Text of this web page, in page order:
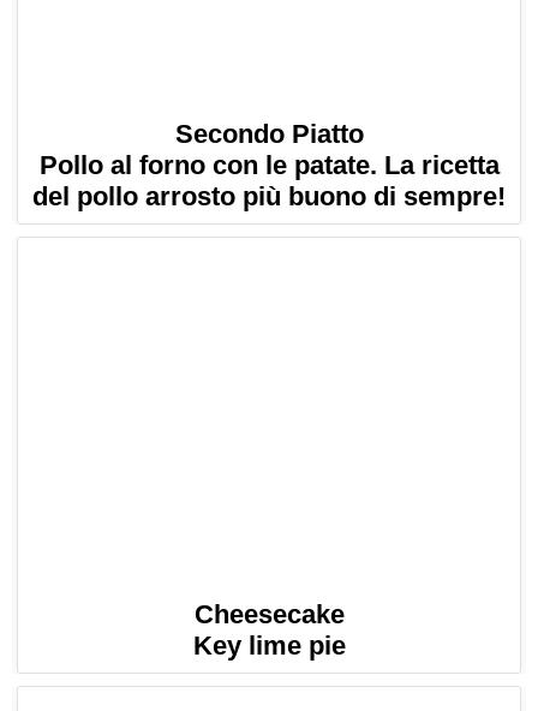
Secondo Piatto
Pollo al forno con le patate. La ricetta
del pollo arrosto più buono di sempre!
Cheesecake
Key lime pie